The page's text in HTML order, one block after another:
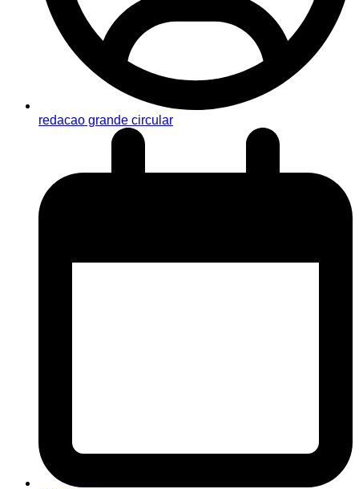
redacao grande circular